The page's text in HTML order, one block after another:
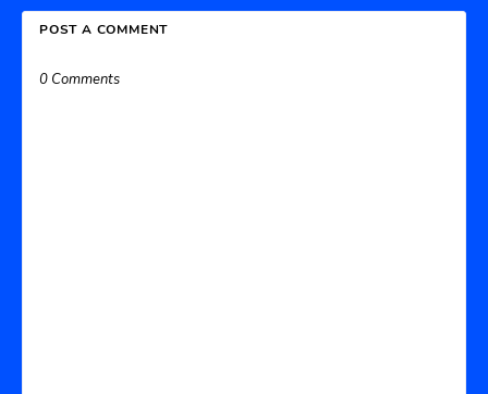
POST A COMMENT
0 Comments